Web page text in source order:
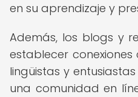
en su aprendizaje y
Además, los blogs y
establecer
lingüistas y
una comunidad en